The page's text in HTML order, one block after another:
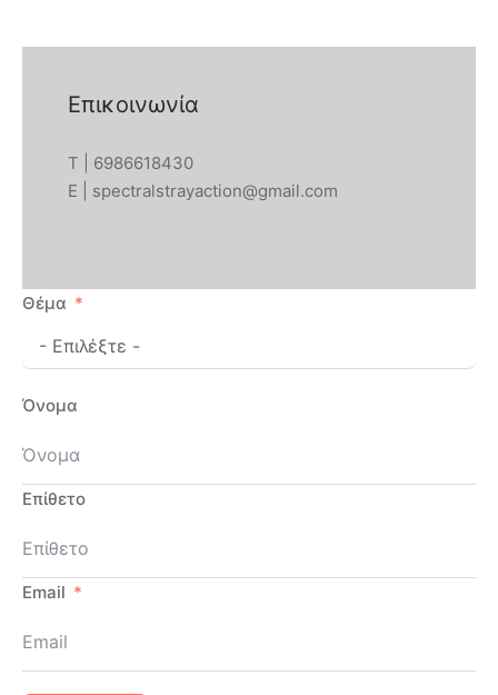
Επικοινωνία
Τ | 6986618430
E | spectralstrayaction@gmail.com
Θέμα
Όνομα
Επίθετο
Email